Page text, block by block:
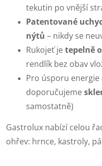
tekutin po vnější
Patentované
nýtů – nikdy se
Rukojeť jetepelně
rendlík bez obav
Pro úsporu
doporučujeme
samostatně)
Gastrolux nabízí celou
ohřev: hrnce, kastroly,